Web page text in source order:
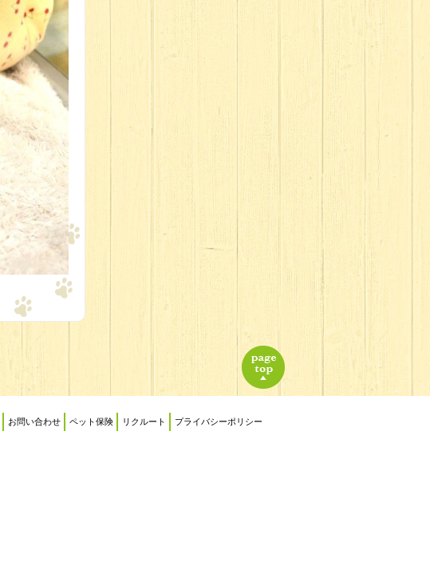
お問い合わせ ペット保険 リクルート プライバシーポリシー